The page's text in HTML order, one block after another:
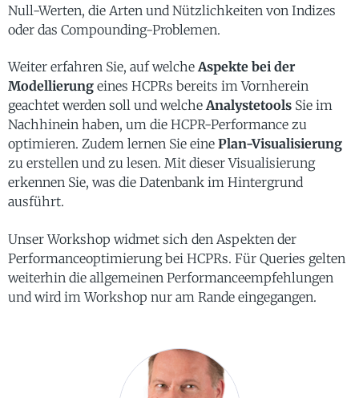
Null-Werten, die Arten und Nützlichkeiten von Indizes
oder das Compounding-Problemen.
Weiter erfahren Sie, auf welcheAspekte bei der
Modellierung eines HCPRs bereits im Vornherein
geachtet werden soll und welcheAnalystetools Sie im
Nachhinein haben, um die HCPR-Performance zu
optimieren. Zudem lernen Sie eine Plan-Visualisierung
zu erstellen und zu lesen. Mit dieser Visualisierung
erkennen Sie, was die Datenbank im Hintergrund
ausführt.
Unser Workshop widmet sich den Aspekten der
Performanceoptimierung bei HCPRs. Für Queries gelten
weiterhin die allgemeinen Performanceempfehlungen
und wird im Workshop nur am Rande eingegangen.